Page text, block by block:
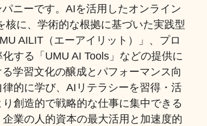
ニーです。AIを活用したオンライン
に、学術的な根拠に基づいた実践型
AILIT（エーアイリット）」、プロ
する「UMU AI Tools」などの提供に
学習文化の醸成とパフォーマンス向
的に学び、AIリテラシーを習得・活
創造的で戦略的な仕事に集中できる
業の人的資本の最大活用と加速度的